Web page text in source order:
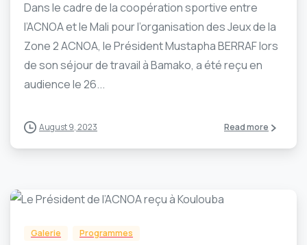
Dans le cadre de la coopération sportive entre
l’ACNOA et le Mali pour l’organisation des Jeux de la
Zone 2 ACNOA, le Président Mustapha BERRAF lors
de son séjour de travail à Bamako, a été reçu en
audience le 26...
August 9, 2023 Read more
Galerie Programmes